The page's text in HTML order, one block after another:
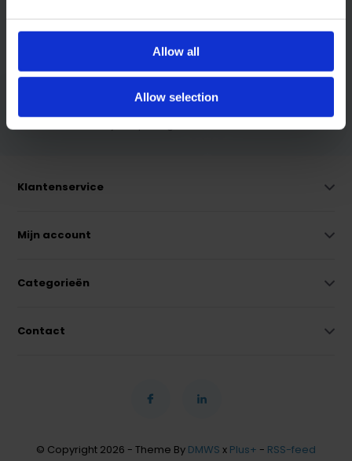
Allow all
Allow selection
Schrijf je in voor onze nieuwsbrief:
Klantenservice
Mijn account
Categorieën
Contact
© Copyright 2026 - Theme By DMWS x Plus+ - RSS-feed